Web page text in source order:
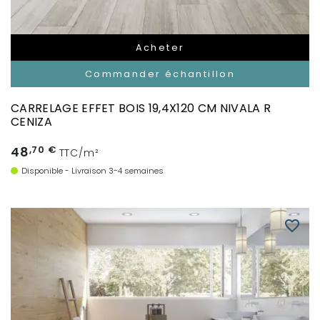
Acheter
Commander échantillon
CARRELAGE EFFET BOIS 19,4X120 CM NIVALA R
CENIZA
48,70 € TTC/m²
Disponible - Livraison 3-4 semaines
favorite_border